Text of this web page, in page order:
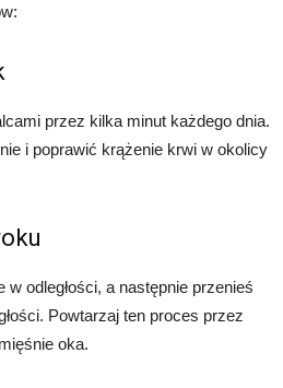
przez kilka minut każdego dnia.
i poprawić krążenie krwi w okolicy
odległości, a następnie przenieś
Powtarzaj ten proces przez
oka.